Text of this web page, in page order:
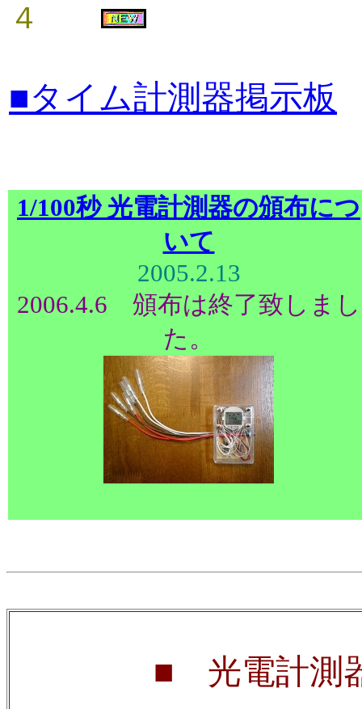
４
■タイム計測器掲示板
1/100秒 光電計測器の頒布につ
いて
2005.2.13
2006.4.6 頒布は終了致しまし
た。
■ 光電計測